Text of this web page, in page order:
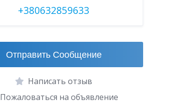
+380632859633
Отправить Сообщение
Написать отзыв
Пожаловаться на объявление